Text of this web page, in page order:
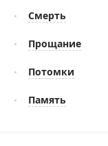
Смерть
Прощание
Потомки
Память